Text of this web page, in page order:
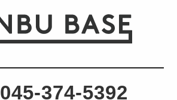
045-374-5392